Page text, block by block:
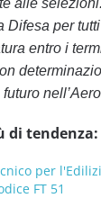
alle
Difesa per
entro i
di tendenza:
per
FT 51